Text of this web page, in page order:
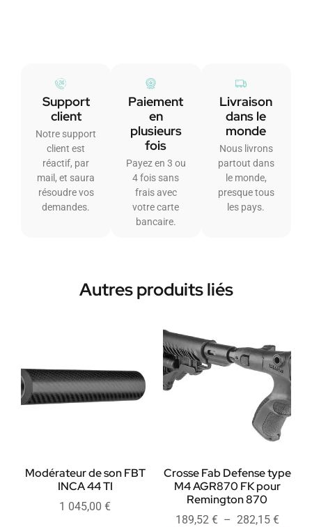
Support
client
Notre support
client est
réactif, par
mail, et saura
résoudre vos
demandes.
Paiement
en
plusieurs
fois
Payez en 3 ou
4 fois sans
frais avec
votre carte
bancaire.
Livraison
dans le
monde
Nous livrons
partout dans
le monde,
presque tous
les pays.
Autres produits liés
Modérateur de son FBT
INCA 44 TI
1 045,00 €
Crosse Fab Defense type
M4 AGR870 FK pour
Remington 870
189,52 € – 282,15 €